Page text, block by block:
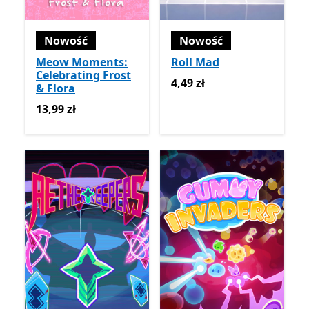
Nowość
Meow Moments:
Celebrating Frost
& Flora
13,99 zł
13,99 zł
Nowość
Roll Mad
4,49 zł
4,49 zł